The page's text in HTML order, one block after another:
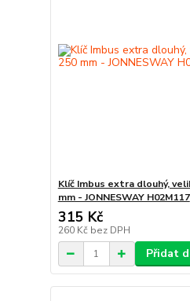
Klíč Imbus extra dlouhý,
mm - JONNESWAY H02M117
315 Kč
260 Kč bez DPH
Přidat